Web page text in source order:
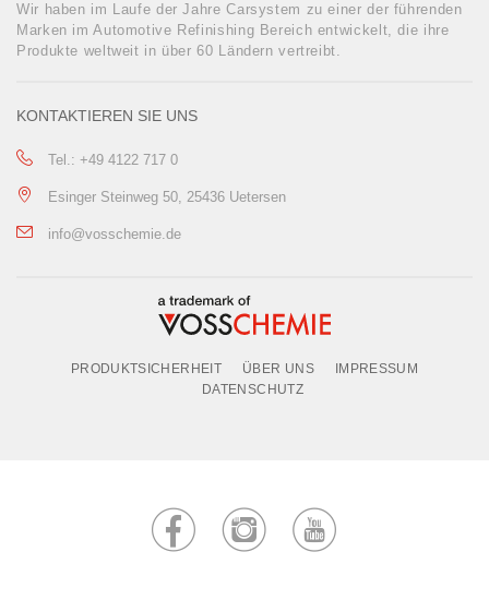
Wir haben im Laufe der Jahre Carsystem zu einer der führenden
Marken im Automotive Refinishing Bereich entwickelt, die ihre
Produkte weltweit in über 60 Ländern vertreibt.
KONTAKTIEREN SIE UNS
Tel.: +49 4122 717 0
Esinger Steinweg 50, 25436 Uetersen
info@vosschemie.de
PRODUKTSICHERHEIT ÜBER UNS
IMPRESSUM
DATENSCHUTZ